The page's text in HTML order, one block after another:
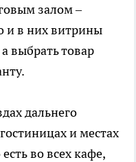
залом –
и в них витрины
выбрать товар
дальнего
и местах
во всех кафе,